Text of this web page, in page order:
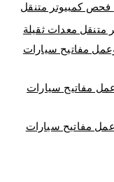
الالمانية 98080146‬ نسخ وعمل مفاتيح سيارات
98080146‬ نسخ وعمل مفاتيح سيارات
اليابانية 98080146‬ نسخ وعمل مفاتيح سيارات